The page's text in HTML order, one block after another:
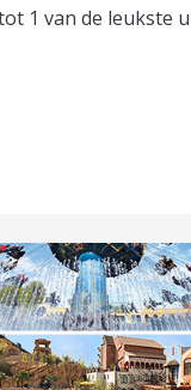
1 van de leukste